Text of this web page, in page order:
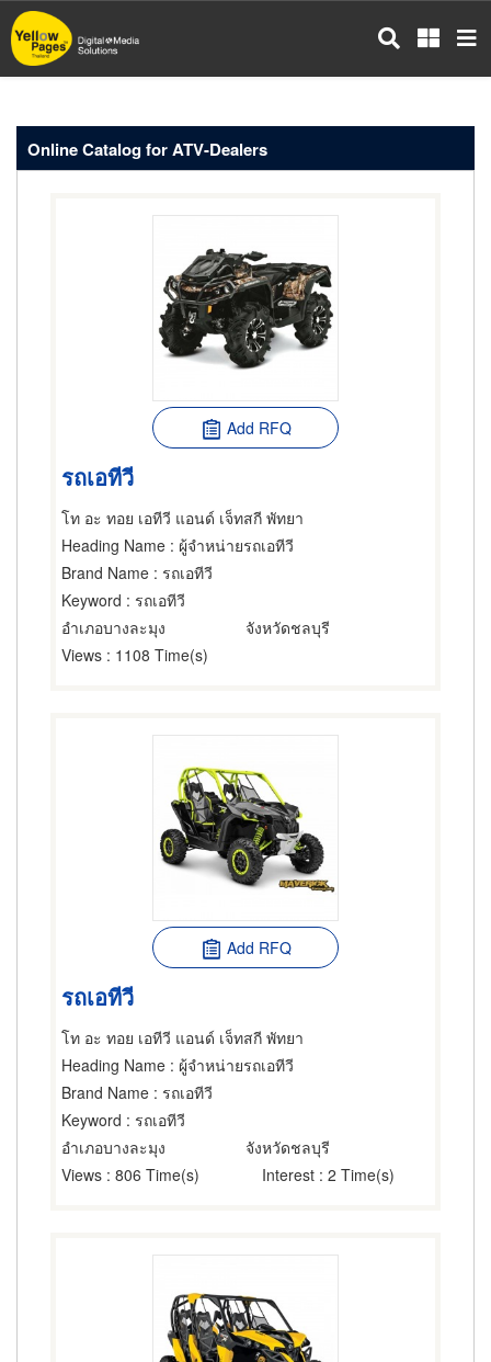
Skip
to
main
Online Catalog for ATV-Dealers
Add RFQ
รถเอทีวี
โท อะ ทอย เอทีวี แอนด์ เจ็ทสกี พัทยา
Heading Name : ผู้จำหน่ายรถเอทีวี
Brand Name : รถเอทีวี
Keyword : รถเอทีวี
อำเภอบางละมุง
จังหวัดชลบุรี
Views : 1108 Time(s)
Add RFQ
รถเอทีวี
โท อะ ทอย เอทีวี แอนด์ เจ็ทสกี พัทยา
Heading Name : ผู้จำหน่ายรถเอทีวี
Brand Name : รถเอทีวี
Keyword : รถเอทีวี
อำเภอบางละมุง
จังหวัดชลบุรี
Views : 806 Time(s) Interest : 2 Time(s)